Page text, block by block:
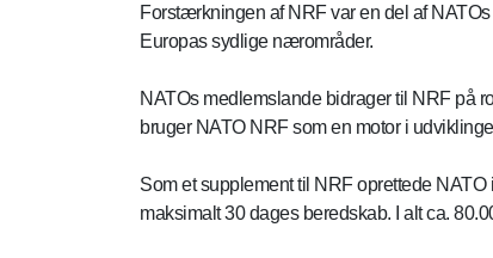
Forstærkningen af NRF var en del af
Europas sydlige nærområder.
NATOs medlemslande bidrager til NRF på
bruger NATO NRF som en motor i
Som et supplement til NRF oprettede
maksimalt 30 dages beredskab. I alt ca.